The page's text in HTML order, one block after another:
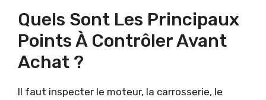
Quels Sont Les Principaux
Points À Contrôler Avant
Achat ?
Il faut inspecter le moteur, la carrosserie, le